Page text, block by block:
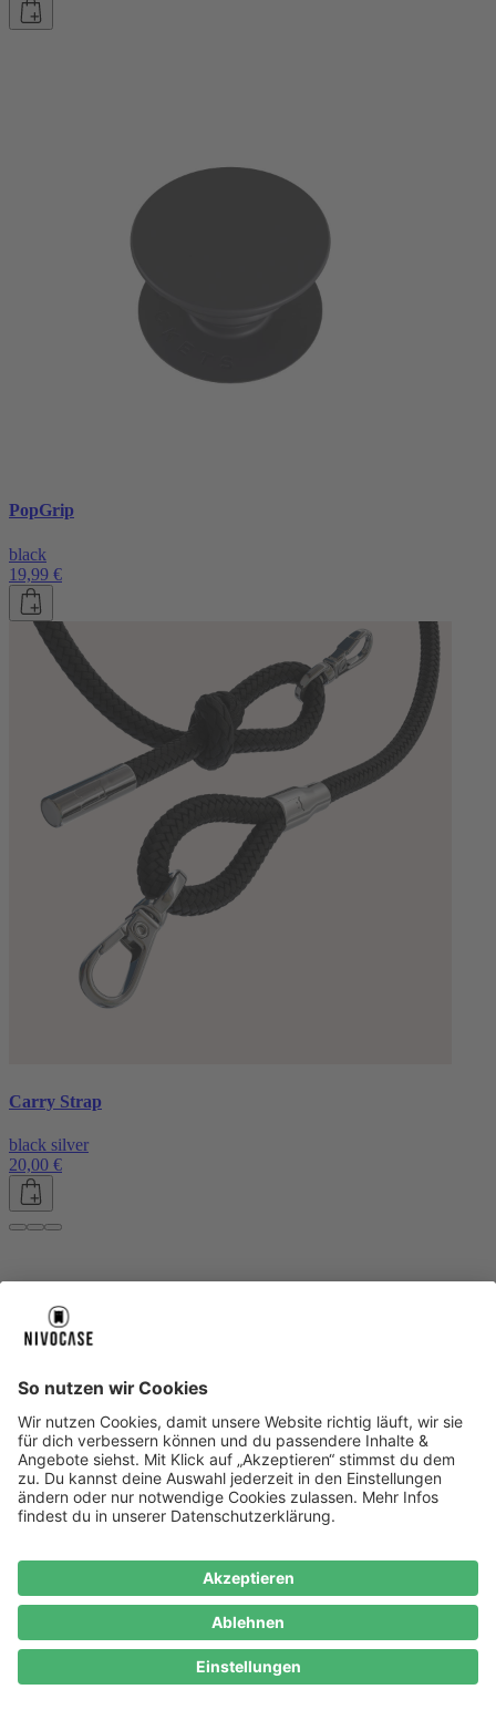
PopGrip
black
19,99 €
Carry Strap
black silver
20,00 €
About NIVOCASE
Geschäftskunden
Zahlungsarten Versandinfos Alle Hilfe-Themen
Zufriedenheitsgarantie
Service
Service
AGB VERTRAG WIDERRUFEN Datenschutz
Ombudsmann
Barrierefreiheit Lieferantenkodex Bestell-Prozess
Samsung Handyhüllen
Handyhüllen Handyketten
Cookie Consent
* Preisangaben inkl. Mwst. und zzgl.Versandkosten